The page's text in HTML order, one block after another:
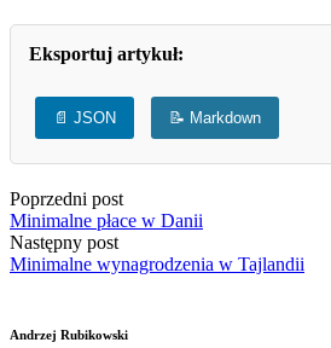
Eksportuj artykuł:
📄 JSON 📝 Markdown
Poprzedni post
Minimalne płace w Danii
Następny post
Minimalne wynagrodzenia w Tajlandii
Andrzej Rubikowski